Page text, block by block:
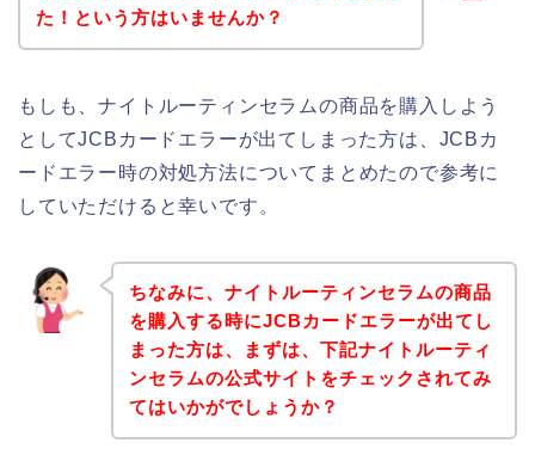
た！という方はいませんか？
もしも、ナイトルーティンセラムの商品を購入しよう
としてJCBカードエラーが出てしまった方は、JCBカ
ードエラー時の対処方法についてまとめたので参考に
していただけると幸いです。
ちなみに、ナイトルーティンセラムの商品
を購入する時にJCBカードエラーが出てし
まった方は、まずは、下記ナイトルーティ
ンセラムの公式サイトをチェックされてみ
てはいかがでしょうか？